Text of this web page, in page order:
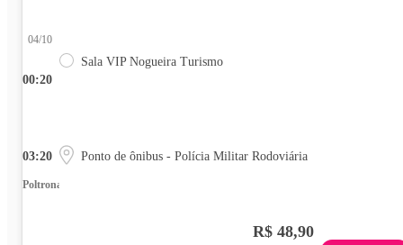
00:20
04/10
Sala VIP Nogueira Turismo
03:20 Ponto de ônibus - Polícia Militar Rodoviária
Poltrona
R$ 48,90